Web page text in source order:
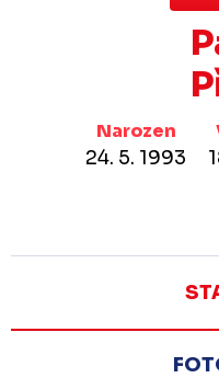
Narozen
24. 5. 1993